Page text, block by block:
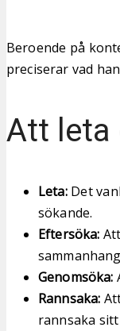
Beroende på
preciserar vad
Att leta
Leta:Det
sökande.
Eftersöka:
Genomsöka:
Rannsaka:
rannsaka sitt